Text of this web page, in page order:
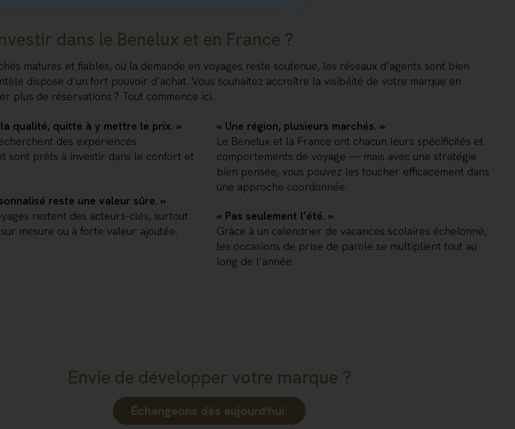
dans le Benelux et en France ?
matures et fiables, où la demande en voyages reste soutenue, les réseaux d’agents sont bien
dispose d’un fort pouvoir d’achat. Vous souhaitez accroître la visibilité de votre marque en
plus de réservations ? Tout commence ici.
qualité, quitte à y mettre le prix. »
des expériences
sont prêts à investir dans le confort et
reste une valeur sûre. »
restent des acteurs-clés, surtout
mesure ou à forte valeur ajoutée.
« Une région, plusieurs marchés. »
Le Benelux et la France ont chacun leurs spécificités et
comportements de voyage — mais avec une stratégie
bien pensée, vous pouvez les toucher efficacement dans
une approche coordonnée.
« Pas seulement l’été. »
Grâce à un calendrier de vacances scolaires échelonné,
les occasions de prise de parole se multiplient tout au
long de l’année.
Envie de développer votre marque ?
Échangeons dès aujourd'hui.